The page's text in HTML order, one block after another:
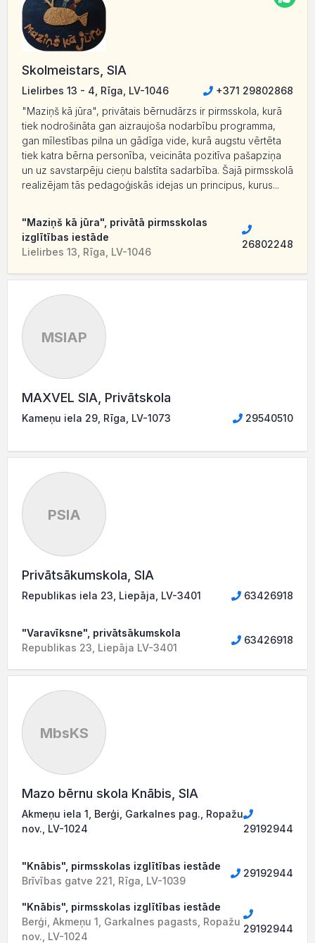
Skolmeistars, SIA
Lielirbes 13 - 4, Rīga, LV-1046
+371 29802868
"Maziņš kā jūra", privātais bērnudārzs ir pirmsskola, kurā
tiek nodrošināta gan aizraujoša nodarbību programma,
gan mīlestības pilna un gādīga vide, kurā augstu vērtēta
tiek katra bērna personība, veicināta pozitīva pašapziņa
un uz savstarpēju cieņu balstīta sadarbība. Šajā pirmsskolā
realizējam tās pedagoģiskās idejas un principus, kurus...
"Maziņš kā jūra", privātā pirmsskolas
izglītības iestāde
Lielirbes 13, Rīga, LV-1046
26802248
MSIAP
MAXVEL SIA, Privātskola
Kameņu iela 29, Rīga, LV-1073 29540510
PSIA
Privātsākumskola, SIA
Republikas iela 23, Liepāja, LV-3401 63426918
"Varavīksne", privātsākumskola
Republikas 23, Liepāja LV-3401
63426918
MbsKS
Mazo bērnu skola Knābis, SIA
Akmeņu iela 1, Berģi, Garkalnes pag., Ropažu
nov., LV-1024
29192944
"Knābis", pirmsskolas izglītības iestāde
Brīvības gatve 221, Rīga, LV-1039
29192944
"Knābis", pirmsskolas izglītības iestāde
Berģi, Akmeņu 1, Garkalnes pagasts, Ropažu
nov., LV-1024
29192944